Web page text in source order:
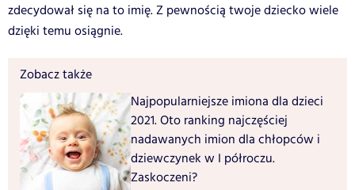
zdecydował się na to imię. Z pewnością twoje dziecko wiele
dzięki temu osiągnie.
Zobacz także
Najpopularniejsze imiona dla dzieci
2021. Oto ranking najczęściej
nadawanych imion dla chłopców i
dziewczynek w I półroczu.
Zaskoczeni?